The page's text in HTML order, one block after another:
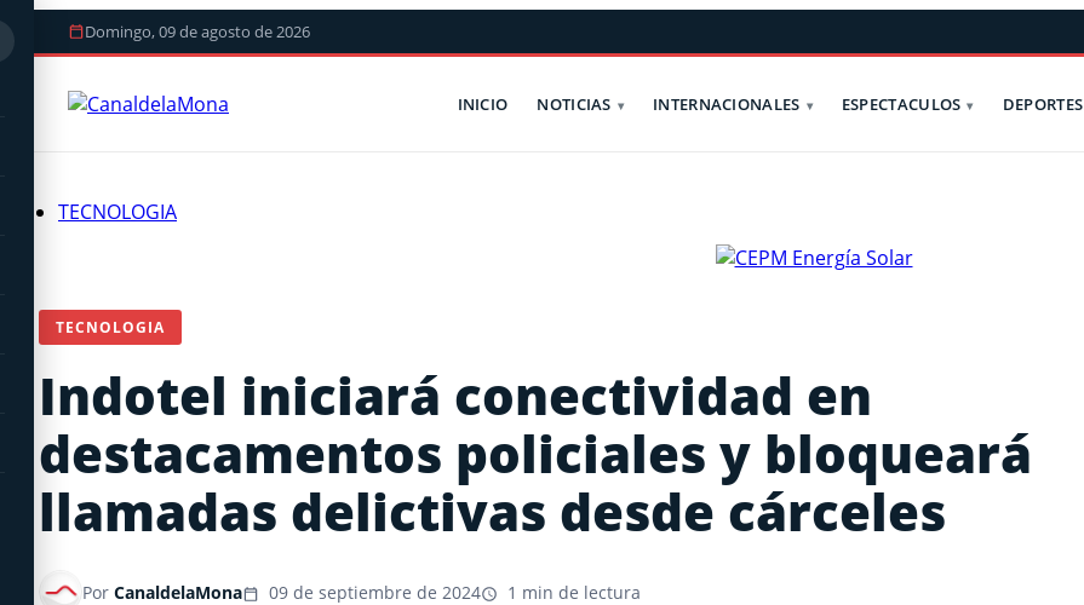
Domingo, 09 de agosto de 2026
INICIO NOTICIAS INTERNACIONALES ESPECTACULOS DEPORTES
TECNOLOGIA
TECNOLOGIA
Indotel iniciará conectividad en
destacamentos policiales y bloqueará
llamadas delictivas desde cárceles
Por CanaldelaMona 09 de septiembre de 2024 1 min de lectura